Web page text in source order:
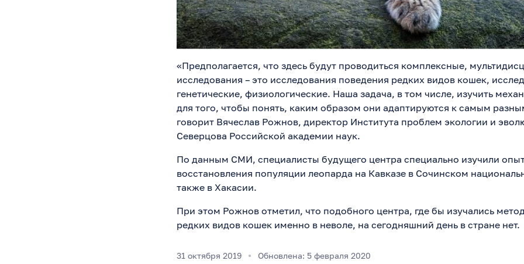
«Предполагается, что здесь будут проводиться комплексные,
исследования – это исследования поведения редких видов кошек,
генетические, физиологические. Наша задача, в том числе, изучить
для того, чтобы понять, каким образом они адаптируются к самым
говорит Вячеслав Рожнов, директор Института проблем экологии и
Северцова Российской академии наук.
По данным СМИ, специалисты будущего центра специально изучили опыт
восстановления популяции леопарда на Кавказе в Сочинском
также в Хакасии.
При этом Рожнов отметил, что подобного центра, где бы изучались
редких видов кошек именно в неволе, на сегодняшний день в стране нет.
31 октября 2019 Обновлена: 5 февраля 2020